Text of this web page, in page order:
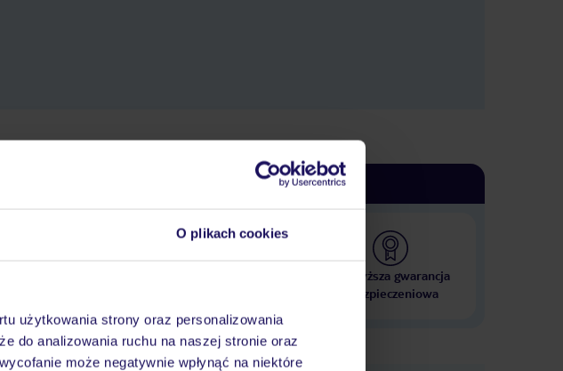
O plikach cookies
użytkowania strony oraz personalizowania
do analizowania ruchu na naszej stronie oraz
może negatywnie wpłynąć na niektóre
Najwyższa gwarancja
ubezpieczeniowa